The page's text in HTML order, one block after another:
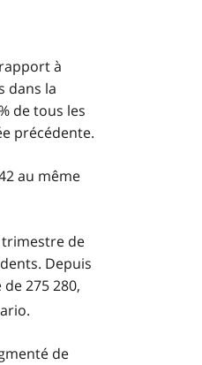
à
dans la
de tous les
précédente.
au même
de
Depuis
275 280,
de